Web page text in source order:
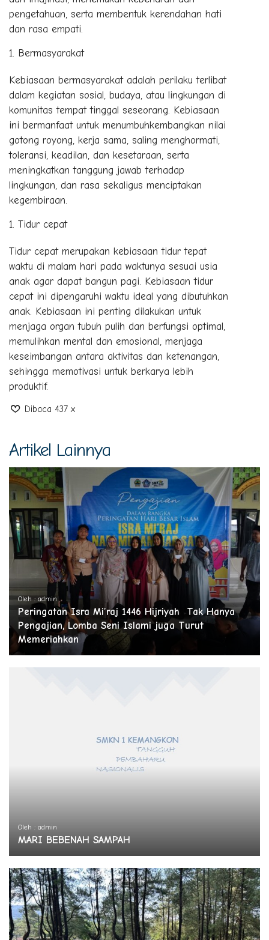
pengetahuan, serta membentuk kerendahan hati
dan rasa empati.
Bermasyarakat
Kebiasaan bermasyarakat adalah perilaku terlibat
dalam kegiatan sosial, budaya, atau lingkungan di
komunitas tempat tinggal seseorang. Kebiasaan
ini bermanfaat untuk menumbuhkembangkan nilai
gotong royong, kerja sama, saling menghormati,
toleransi, keadilan, dan kesetaraan, serta
meningkatkan tanggung jawab terhadap
lingkungan, dan rasa sekaligus menciptakan
kegembiraan.
Tidur cepat
Tidur cepat merupakan kebiasaan tidur tepat
waktu di malam hari pada waktunya sesuai usia
anak agar dapat bangun pagi. Kebiasaan tidur
cepat ini dipengaruhi waktu ideal yang dibutuhkan
anak. Kebiasaan ini penting dilakukan untuk
menjaga organ tubuh pulih dan berfungsi optimal,
memulihkan mental dan emosional, menjaga
keseimbangan antara aktivitas dan ketenangan,
sehingga memotivasi untuk berkarya lebih
produktif.
Dibaca 437 x
Artikel Lainnya
Oleh : admin
Peringatan Isra Mi’raj 1446 Hijriyah Tak Hanya
Pengajian, Lomba Seni Islami juga Turut
Memeriahkan
Oleh : admin
MARI BEBENAH SAMPAH